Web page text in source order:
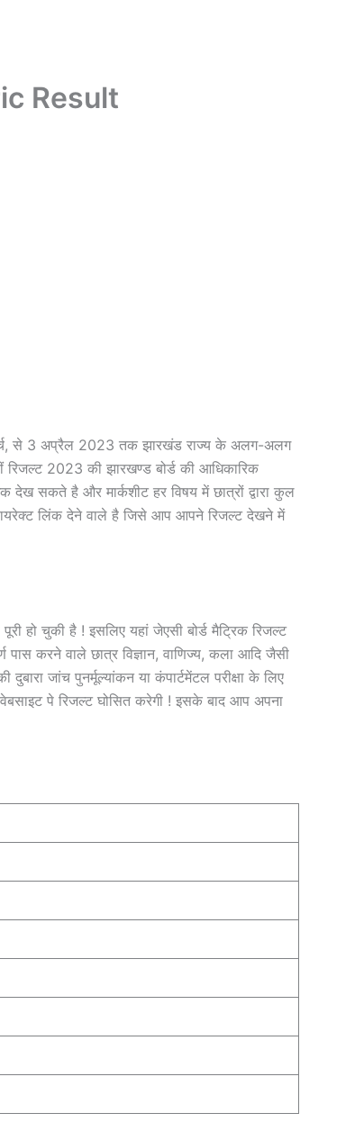
Result
से 3 अप्रैल 2023 तक झारखंड राज्य के अलग-अलग
रिजल्ट 2023 की झारखण्ड बोर्ड की आधिकारिक
सकते है और मार्कशीट हर विषय में छात्रों द्वारा कुल
लिंक देने वाले है जिसे आप आपने रिजल्ट देखने में
पूरी हो चुकी है ! इसलिए यहां जेएसी बोर्ड मैट्रिक रिजल्ट
करने वाले छात्र विज्ञान, वाणिज्य, कला आदि जैसी
जांच पुनर्मूल्यांकन या कंपार्टमेंटल परीक्षा के लिए
पे रिजल्ट घोसित करेगी ! इसके बाद आप अपना